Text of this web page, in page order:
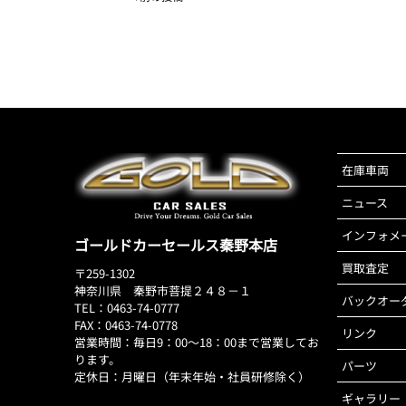
ゴールドカーセールス秦野本店
〒259-1302
神奈川県 秦野市菩提２４８－１
TEL：0463-74-0777
FAX：0463-74-0778
営業時間：毎日9：00～18：00まで営業してお
ります。
定休日：月曜日（年末年始・社員研修除く）
在庫車両
ニュース
インフォメ
買取査定
バックオー
リンク
パーツ
ギャラリー